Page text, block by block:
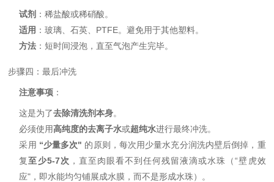
试剂 ：稀盐酸或稀硝酸。
适用 ：玻璃、石英、PTFE。避免用于其他塑料。
方法 ：短时间浸泡，直至气泡产生完毕。
步骤四：最后冲洗
注意事项 ：
这是为了去除清洗剂本身。
必须使用高纯度的去离子水或超纯水进行最终冲洗。
采用 “少量多次" 的原则，每次用少量水充分润洗内壁后倒掉，重
复至少5-7次 ，直至肉眼看不到任何残留液滴或水珠（“壁虎效
应"，即水能均匀铺展成水膜，而不是形成水珠）。